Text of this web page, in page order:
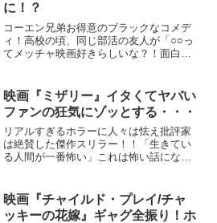
に！？
コーエン兄弟お得意のブラックなコメデ
ィ！高校の頃、同じ部活の友人が「○○っ
てメッチャ映画好きらしいな？！面白い
てきた。今ではこんなブログを書いてい
るのに当時の自分は内心...
映画『ミザリー』イタくてヤバい
ファンの狂気にゾッとする・・・
リアルすぎるホラーに人々は怯え批評家
は絶賛した傑作スリラー！！「生きてい
る人間が一番怖い」これは怖い話になる
言葉に共感できなかった。普通にゾンビ
とかエイリアン、ピエロ、...
映画『チャイルド・プレイ/チャ
ッキーの花嫁』ギャグ全振り！ホ